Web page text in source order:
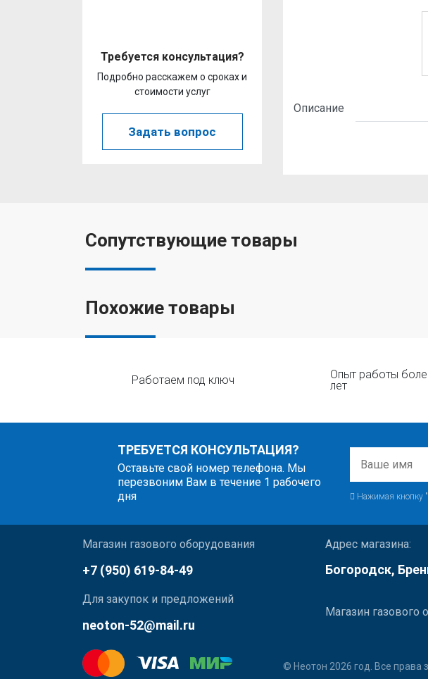
Требуется консультация?
Подробно расскажем о сроках и
стоимости услуг
Задать вопрос
Описание
Сопутствующие товары
Похожие товары
Работаем под ключ
Опыт работы
лет
ТРЕБУЕТСЯ КОНСУЛЬТАЦИЯ?
Оставьте свой номер телефона. Мы
перезвоним Вам в течение 1 рабочего
дня
Нажимая кнопку
Магазин газового оборудования
+7 (950) 619-84-49
Для закупок и предложений
neoton-52@mail.ru
Адрес магазина:
Богородск,
Магазин газового
© Неотон 2026 год. Все